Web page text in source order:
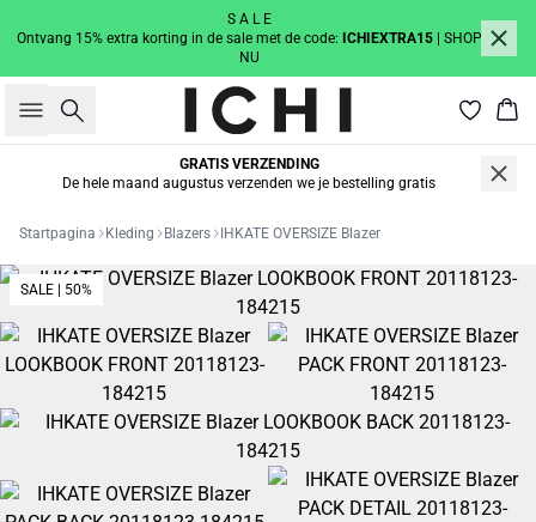
S A L E
Ontvang 15% extra korting in de sale met de code: ICHIEXTRA15
| SHOP
NU
Zoeken
GRATIS VERZENDING
De hele maand augustus verzenden we je bestelling gratis
Startpagina Kleding Blazers IHKATE OVERSIZE Blazer
SALE | 50%